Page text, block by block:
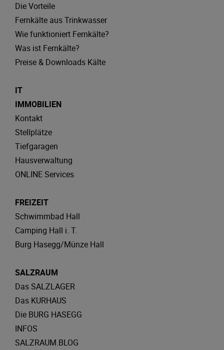
Die Vorteile
Fernkälte aus Trinkwasser
Wie funktioniert Fernkälte?
Was ist Fernkälte?
Preise & Downloads Kälte
IT
IMMOBILIEN
Kontakt
Stellplätze
Tiefgaragen
Hausverwaltung
ONLINE Services
FREIZEIT
Schwimmbad Hall
Camping Hall i. T.
Burg Hasegg/Münze Hall
SALZRAUM
Das SALZLAGER
Das KURHAUS
Die BURG HASEGG
INFOS
SALZRAUM.BLOG